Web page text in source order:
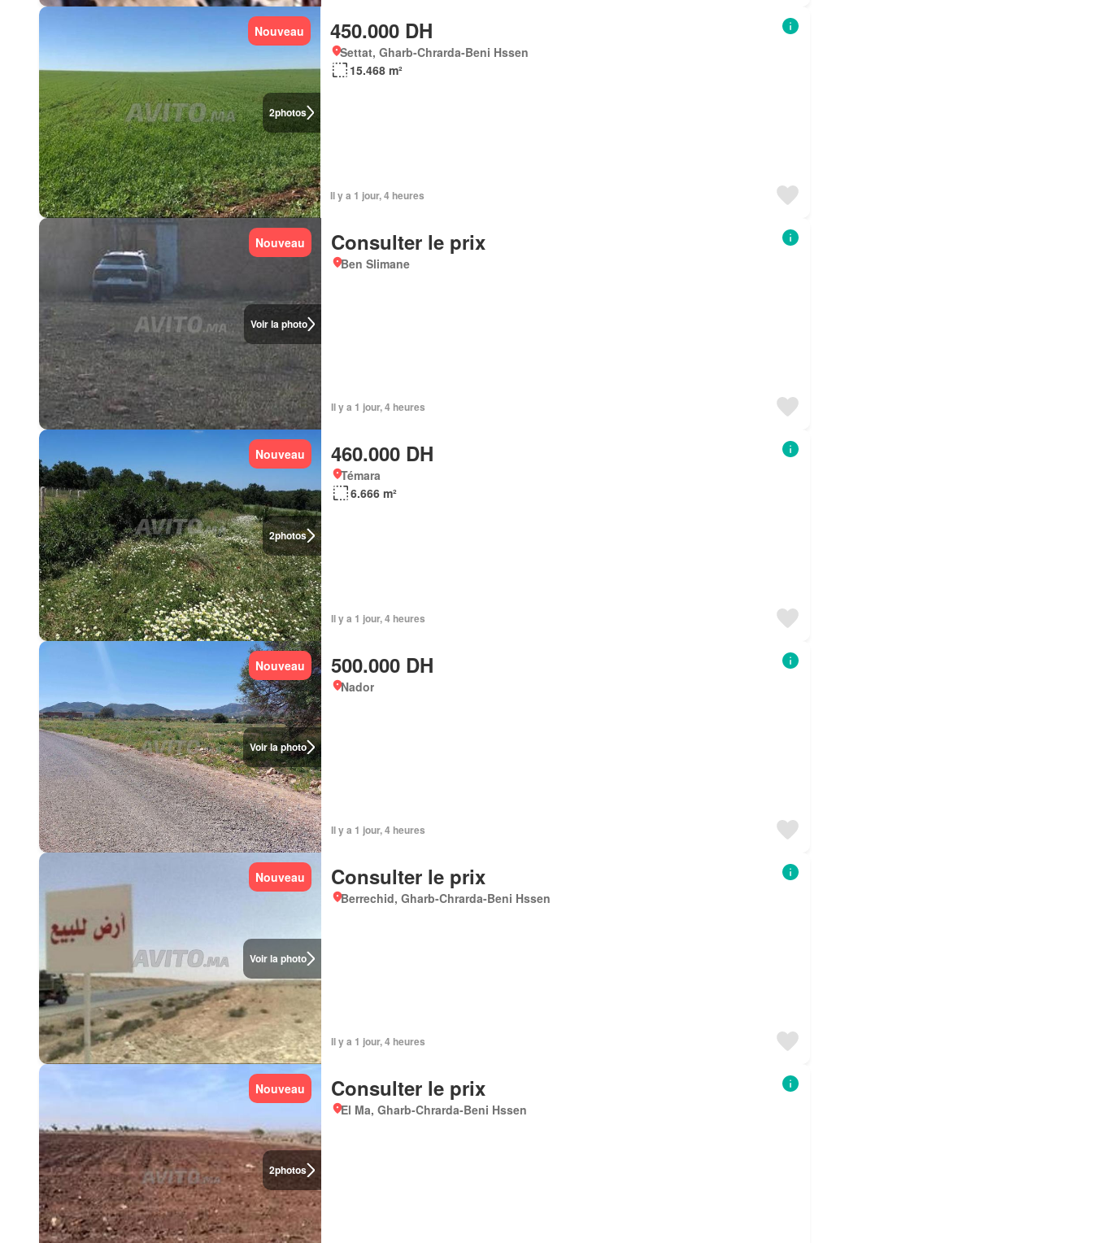
2photos
Nouveau 450.000 DH
Settat, Gharb-Chrarda-Beni Hssen
15.468 m²
Il y a 1 jour, 4 heures
Voir la photo
Nouveau Consulter le prix
Ben Slimane
Il y a 1 jour, 4 heures
2photos
Nouveau 460.000 DH
Témara
6.666 m²
Il y a 1 jour, 4 heures
Voir la photo
Nouveau 500.000 DH
Nador
Il y a 1 jour, 4 heures
Voir la photo
Nouveau Consulter le prix
Berrechid, Gharb-Chrarda-Beni Hssen
Il y a 1 jour, 4 heures
2photos
Nouveau Consulter le prix
El Ma, Gharb-Chrarda-Beni Hssen